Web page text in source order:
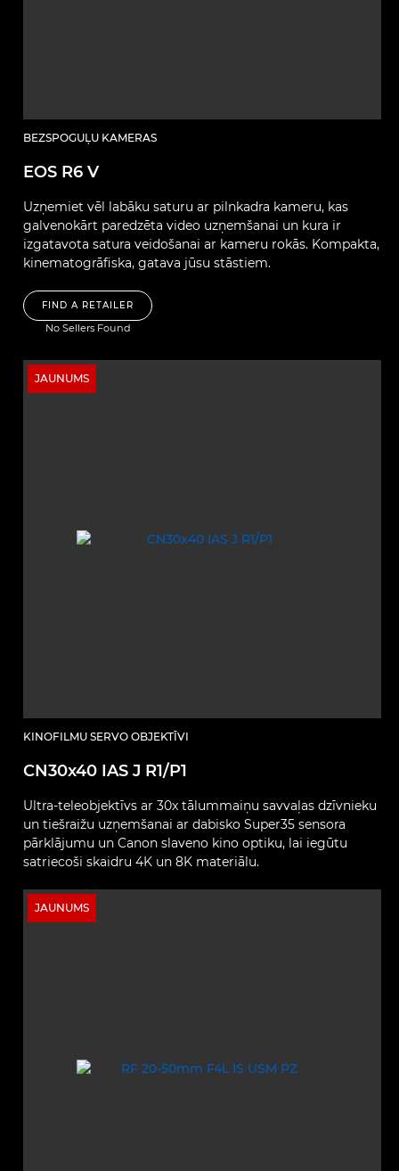
BEZSPOGUĻU KAMERAS
EOS R6 V
Uzņemiet vēl labāku saturu ar pilnkadra kameru, kas
galvenokārt paredzēta video uzņemšanai un kura ir
izgatavota satura veidošanai ar kameru rokās. Kompakta,
kinematogrāfiska, gatava jūsu stāstiem.
FIND A RETAILER
No Sellers Found
JAUNUMS
KINOFILMU SERVO OBJEKTĪVI
CN30x40 IAS J R1/P1
Ultra‑teleobjektīvs ar 30x tālummaiņu savvaļas dzīvnieku
un tiešraižu uzņemšanai ar dabisko Super35 sensora
pārklājumu un Canon slaveno kino optiku, lai iegūtu
satriecoši skaidru 4K un 8K materiālu.
JAUNUMS